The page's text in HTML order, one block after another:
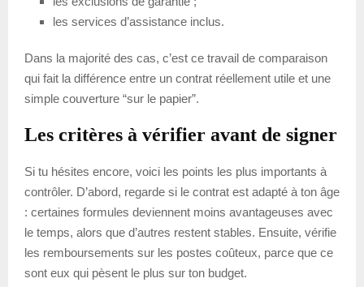
les services d’assistance inclus.
Dans la majorité des cas, c’est ce travail de comparaison
qui fait la différence entre un contrat réellement utile et une
simple couverture “sur le papier”.
Les critères à vérifier avant de signer
Si tu hésites encore, voici les points les plus importants à
contrôler. D’abord, regarde si le contrat est adapté à ton âge
: certaines formules deviennent moins avantageuses avec
le temps, alors que d’autres restent stables. Ensuite, vérifie
les remboursements sur les postes coûteux, parce que ce
sont eux qui pèsent le plus sur ton budget.